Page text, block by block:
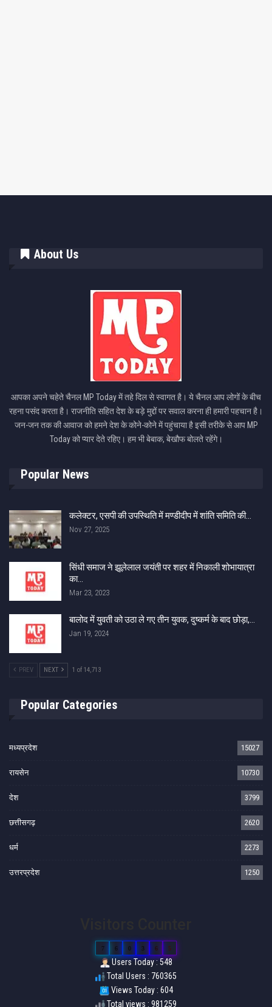
About Us
आपका अपने चहेते चैनल MP Today में तहे दिल से स्वागत है। ये चैनल आप लोगों के बीच
रहना पसंद करता है। राजनीति सहित देश के बड़े मुद्दों पर सवाल करना ही हमारी पहचान है।
जन-जन तक की आवाज को हमने देश के कोने-कोने में पहुंचाया है इसी तरीके से आप MP
Today को प्यार देते रहिए। हम भी बेबाक, बेखौफ बोलते रहेंगे।
Popular News
कलेक्टर, एसपी की उपस्थिति में मण्डीदीप में शांति समिति की…
Nov 27, 2025
सिंधी समाज ने झूलेलाल जयंती पर शहर में निकाली शोभायात्रा
का…
Mar 23, 2023
बालोद में युवती को उठा ले गए तीन युवक, दुष्कर्म के बाद छोड़ा,…
Jan 19, 2024
PREV NEXT 1 of 14,713
Popular Categories
मध्यप्रदेश 15027
रायसेन 10730
देश 3799
छत्तीसगढ़ 2620
धर्म 2273
उत्तरप्रदेश 1250
7 6 0 3 6 5
Users Today : 548
Total Users : 760365
Views Today : 604
Total views : 981259